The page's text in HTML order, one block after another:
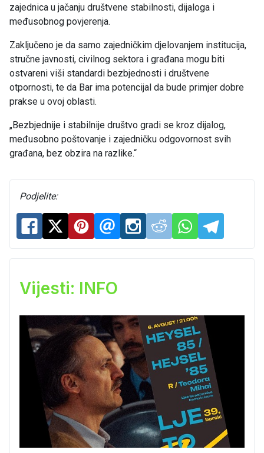
zajednica u jačanju društvene stabilnosti, dijaloga i
međusobnog povjerenja.
Zaključeno je da samo zajedničkim djelovanjem institucija,
stručne javnosti, civilnog sektora i građana mogu biti
ostvareni viši standardi bezbjednosti i društvene
otpornosti, te da Bar ima potencijal da bude primjer dobre
prakse u ovoj oblasti.
„Bezbjednije i stabilnije društvo gradi se kroz dijalog,
međusobno poštovanje i zajedničku odgovornost svih
građana, bez obzira na razlike.“
Podjelite:
Vijesti: INFO